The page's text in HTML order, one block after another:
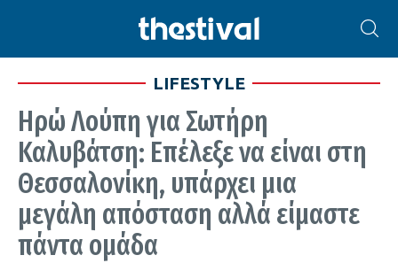
LIFESTYLE
Ηρώ Λούπη για Σωτήρη
Καλυβάτση: Eπέλεξε να είναι στη
Θεσσαλονίκη, υπάρχει μια
μεγάλη απόσταση αλλά είμαστε
πάντα ομάδα